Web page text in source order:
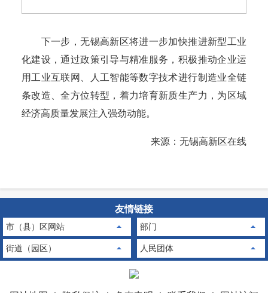
下一步，无锡高新区将进一步加快推进新型工业
化建设，通过政策引导与精准服务，积极推动企业运
用工业互联网、人工智能等数字技术进行制造业全链
条改造、全方位转型，着力培育新质生产力，为区域
经济高质量发展注入强劲动能。
来源：无锡高新区在线
友情链接
市（县）区网站 部门
街道（园区） 人民团体